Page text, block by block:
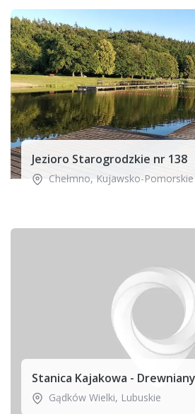
Jezioro Starogrodzkie nr 138
Chełmno, Kujawsko-Pomorskie
Stanica Kajakowa -
Gądków Wielki, Lubuskie